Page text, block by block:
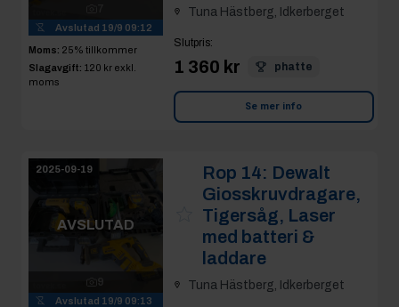
Avslutad 19/9 09:12
Moms: 25% tillkommer
Slagavgift: 120 kr exkl.
moms
Tuna Hästberg, Idkerberget
Slutpris:
1 360 kr phatte
Se mer info
2025-09-19
AVSLUTAD
Avslutad 19/9 09:13
Rop 14: Dewalt
Giosskruvdragare,
Tigersåg, Laser
med batteri &
laddare
Tuna Hästberg, Idkerberget